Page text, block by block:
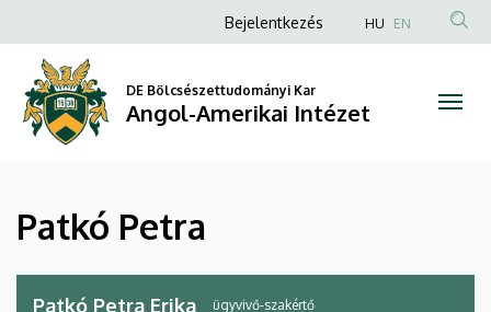
Petra
Angol-
Amerikai
Intézet
a
tartalomra
Anonim
fiók
menüje
Bejelentkezés HU EN
DE Bölcsészettudományi Kar
Angol-Amerikai Intézet
Patkó Petra
Patkó Petra Erika ügyvivő-szakértő